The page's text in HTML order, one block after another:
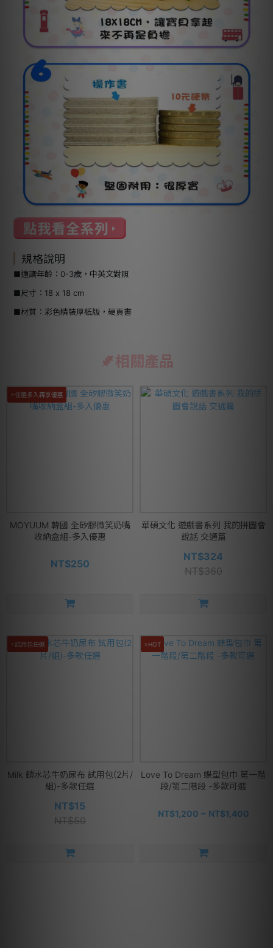
規格說明
■適讀年齡：0-3歲，中英文對照
■尺寸：18 x 18 cm
■材質：彩色精裝厚紙版，硬頁書
相關產品
⭐任選多入再享優惠
MOYUUM 韓國 全矽膠微笑奶嘴
收納盒組-多入優惠
NT$250
華碩文化 遊戲書系列 我的拼圖會
說話 交通篇
NT$324
NT$360
⭐試用包任選
Milk 鎖水芯牛奶尿布 試用包(2片/
組)-多款任選
NT$15
NT$50
⭐HOT
Love To Dream 蝶型包巾 第一階
段/第二階段 -多款可選
NT$1,200 ~ NT$1,400